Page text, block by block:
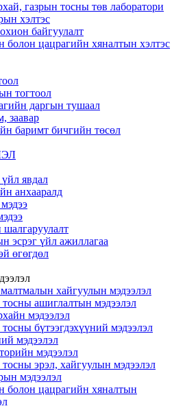
газрын тосны төв лаборатори
хэлтэс
байгуулалт
болон цацрагийн хяналтын хэлтэс
тогтоол
даргын тушаал
заавар
баримт бичгийн төсөл
явдал
анхааралд
эсрэг үйл ажиллагаа
өгөгдөл
хайгуулын мэдээлэл
ашиглалтын мэдээлэл
мэдээлэл
бүтээгдэхүүний мэдээлэл
мэдээлэл
мэдээлэл
эрэл, хайгуулын мэдээлэл
мэдээлэл
болон цацрагийн хяналтын